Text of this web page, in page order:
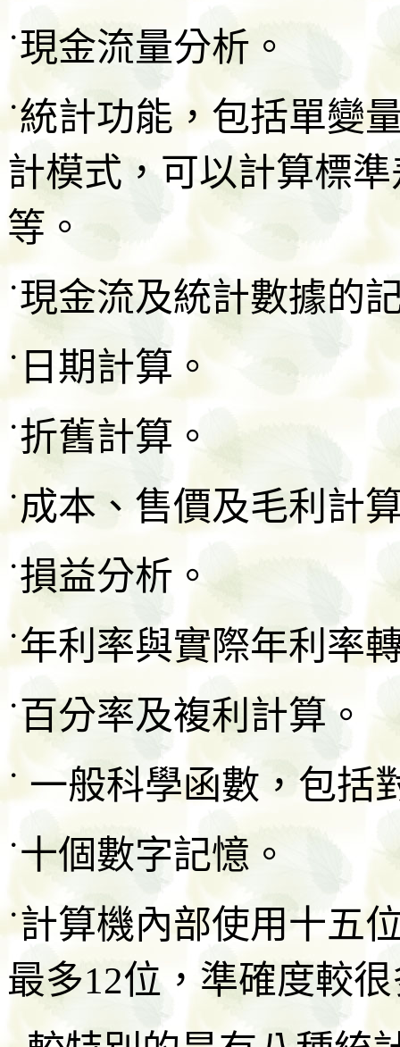
˙現金流量分析。
˙統計功能，包括單變
計模式，可以計算標
等。
˙現金流及統計數據的
˙日期計算。
˙折舊計算。
˙成本、售價及毛利計
˙損益分析。
˙年利率與實際年利率
˙百分率及複利計算。
˙ 一般科學函數，包括
˙十個數字記憶。
˙計算機內部使用十五
最多12位，準確度較